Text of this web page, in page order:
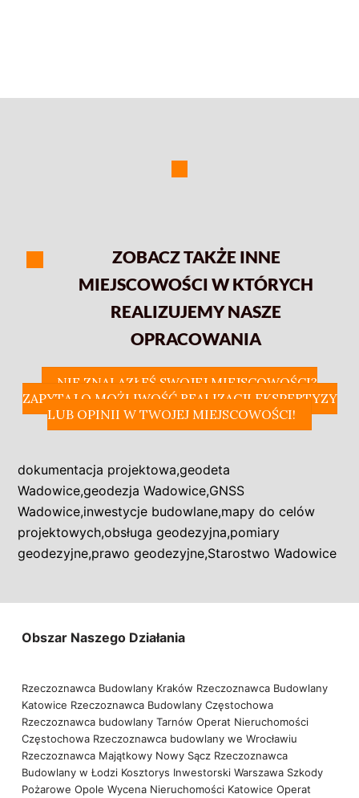
ZOBACZ TAKŻE INNE
MIEJSCOWOŚCI W KTÓRYCH
REALIZUJEMY NASZE
OPRACOWANIA
NIE ZNALAZŁEŚ SWOJEJ MIEJSCOWOŚCI?
ZAPYTAJ O MOŻLIWOŚĆ REALIZACJI EKSPERTYZY
LUB OPINII W TWOJEJ MIEJSCOWOŚCI!
dokumentacja projektowa,geodeta
Wadowice,geodezja Wadowice,GNSS
Wadowice,inwestycje budowlane,mapy do celów
projektowych,obsługa geodezyjna,pomiary
geodezyjne,prawo geodezyjne,Starostwo Wadowice
Obszar Naszego Działania
Rzeczoznawca Budowlany Kraków Rzeczoznawca Budowlany
Katowice Rzeczoznawca Budowlany Częstochowa
Rzeczoznawca budowlany Tarnów Operat Nieruchomości
Częstochowa Rzeczoznawca budowlany we Wrocławiu
Rzeczoznawca Majątkowy Nowy Sącz Rzeczoznawca
Budowlany w Łodzi Kosztorys Inwestorski Warszawa Szkody
Pożarowe Opole Wycena Nieruchomości Katowice Operat